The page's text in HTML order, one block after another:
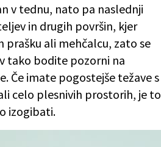
v tednu, nato pa naslednji
in drugih površin, kjer
prašku ali mehčalcu, zato se
tako bodite pozorni na
Če imate pogostejše težave s
celo plesnivih prostorih, je to
izogibati.